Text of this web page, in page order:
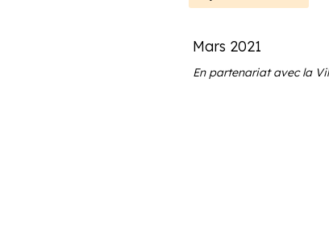
Mars 2021
En partenariat avec la